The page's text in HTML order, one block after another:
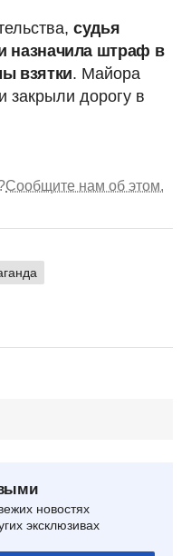
судья
назначила штраф в
взятки. Майора
закрыли дорогу в
Сообщите нам об этом.
новостях
эксклюзивах